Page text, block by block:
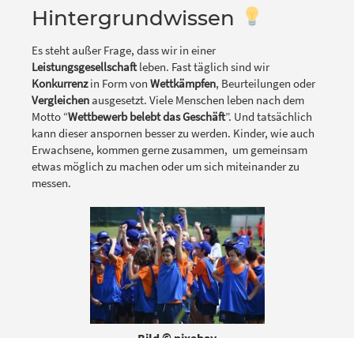
Hintergrundwissen
Es steht außer Frage, dass wir in einer
Leistungsgesellschaftleben. Fast täglich sind wir
Konkurrenzin Form von Wettkämpfen, Beurteilungen oder
Vergleichenausgesetzt. Viele Menschen leben nach dem
Motto “Wettbewerb belebt das Geschäft”. Und tatsächlich
kann dieser anspornen besser zu werden. Kinder, wie auch
Erwachsene, kommen gerne zusammen, um gemeinsam
etwas möglich zu machen oder um sich miteinander zu
messen.